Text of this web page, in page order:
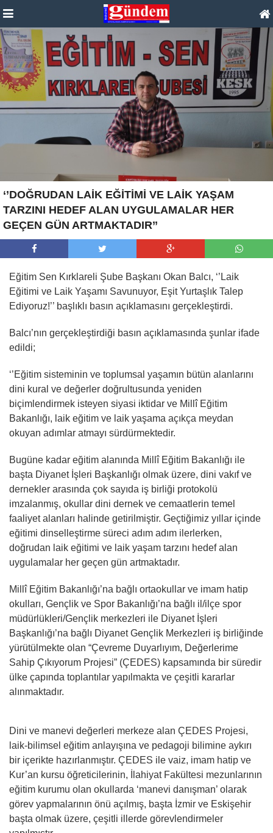
‘’DOĞRUDAN LAİK EĞİTİMİ VE LAİK YAŞAM
TARZINI HEDEF ALAN UYGULAMALAR HER
GEÇEN GÜN ARTMAKTADIR’’
Eğitim Sen Kırklareli Şube Başkanı Okan Balcı, ‘’Laik
Eğitimi ve Laik Yaşamı Savunuyor, Eşit Yurtaşlık Talep
Ediyoruz!’’ başlıklı basın açıklamasını gerçekleştirdi.
Balcı’nın gerçekleştirdiği basın açıklamasında şunlar ifade
edildi;
‘’Eğitim sisteminin ve toplumsal yaşamın bütün alanlarını
dini kural ve değerler doğrultusunda yeniden
biçimlendirmek isteyen siyasi iktidar ve Millî Eğitim
Bakanlığı, laik eğitim ve laik yaşama açıkça meydan
okuyan adımlar atmayı sürdürmektedir.
Bugüne kadar eğitim alanında Millî Eğitim Bakanlığı ile
başta Diyanet İşleri Başkanlığı olmak üzere, dini vakıf ve
dernekler arasında çok sayıda iş birliği protokolü
imzalanmış, okullar dini dernek ve cemaatlerin temel
faaliyet alanları halinde getirilmiştir. Geçtiğimiz yıllar içinde
eğitimi dinselleştirme süreci adım adım ilerlerken,
doğrudan laik eğitimi ve laik yaşam tarzını hedef alan
uygulamalar her geçen gün artmaktadır.
Millî Eğitim Bakanlığı’na bağlı ortaokullar ve imam hatip
okulları, Gençlik ve Spor Bakanlığı’na bağlı il/ilçe spor
müdürlükleri/Gençlik merkezleri ile Diyanet İşleri
Başkanlığı’na bağlı Diyanet Gençlik Merkezleri iş birliğinde
yürütülmekte olan “Çevreme Duyarlıyım, Değerlerime
Sahip Çıkıyorum Projesi” (ÇEDES) kapsamında bir süredir
ülke çapında toplantılar yapılmakta ve çeşitli kararlar
alınmaktadır.
Dini ve manevi değerleri merkeze alan ÇEDES Projesi,
laik-bilimsel eğitim anlayışına ve pedagoji bilimine aykırı
bir içerikte hazırlanmıştır. ÇEDES ile vaiz, imam hatip ve
Kur’an kursu öğreticilerinin, İlahiyat Fakültesi mezunlarının
eğitim kurumu olan okullarda ‘manevi danışman’ olarak
görev yapmalarının önü açılmış, başta İzmir ve Eskişehir
başta olmak üzere, çeşitli illerde görevlendirmeler